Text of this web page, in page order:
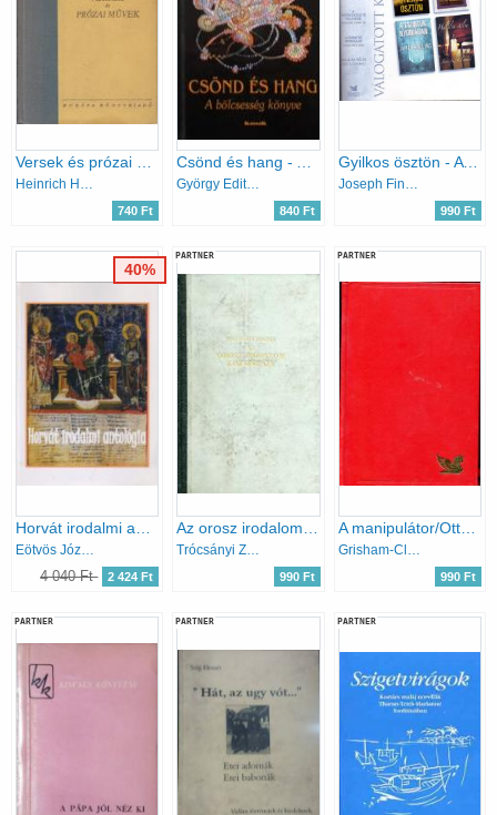
Versek és prózai művek I-II.
Heinrich Heine
740 Ft
Csönd és hang - A bölcsesség könyve
György Edit (Szerk.)
840 Ft
Gyilkos ösztön - A nyeregkészítő felesége - A csontok nyomában - Halálra ítélve
Joseph Finder-Earlene Fowler; James Rollins-Jane K. Cleland
990 Ft
Eötvös József Könyvkiadó
4 040 Ft 2 424 Ft
40%
PARTNER
Trócsányi Zoltán
990 Ft
PARTNER
A manipulátor/Otthon, édes otthon/Igaz hittel/Csak egy lövés
Grisham-Clark-Sparks-Child
990 Ft
PARTNER PARTNER PARTNER